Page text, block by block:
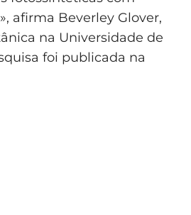
afirma Beverley Glover,
na Universidade de
foi publicada na